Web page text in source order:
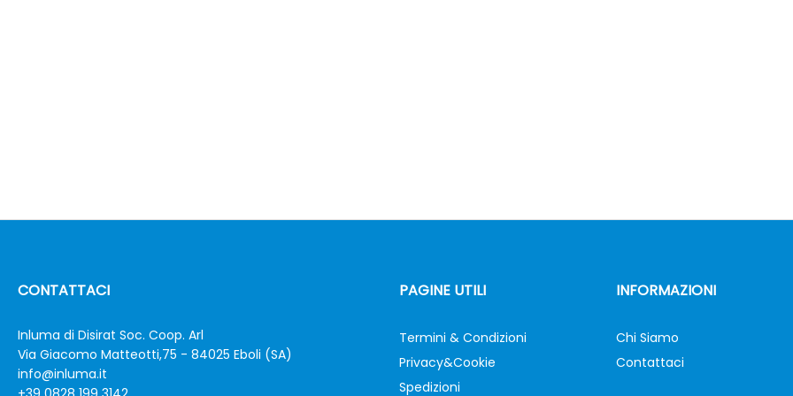
CONTATTACI
Inluma di Disirat Soc. Coop. Arl
Via Giacomo Matteotti,75 - 84025 Eboli (SA)
info@inluma.it
PAGINE UTILI
Termini & Condizioni
Privacy&Cookie
Spedizioni
INFORMAZIONI
Chi Siamo
Contattaci